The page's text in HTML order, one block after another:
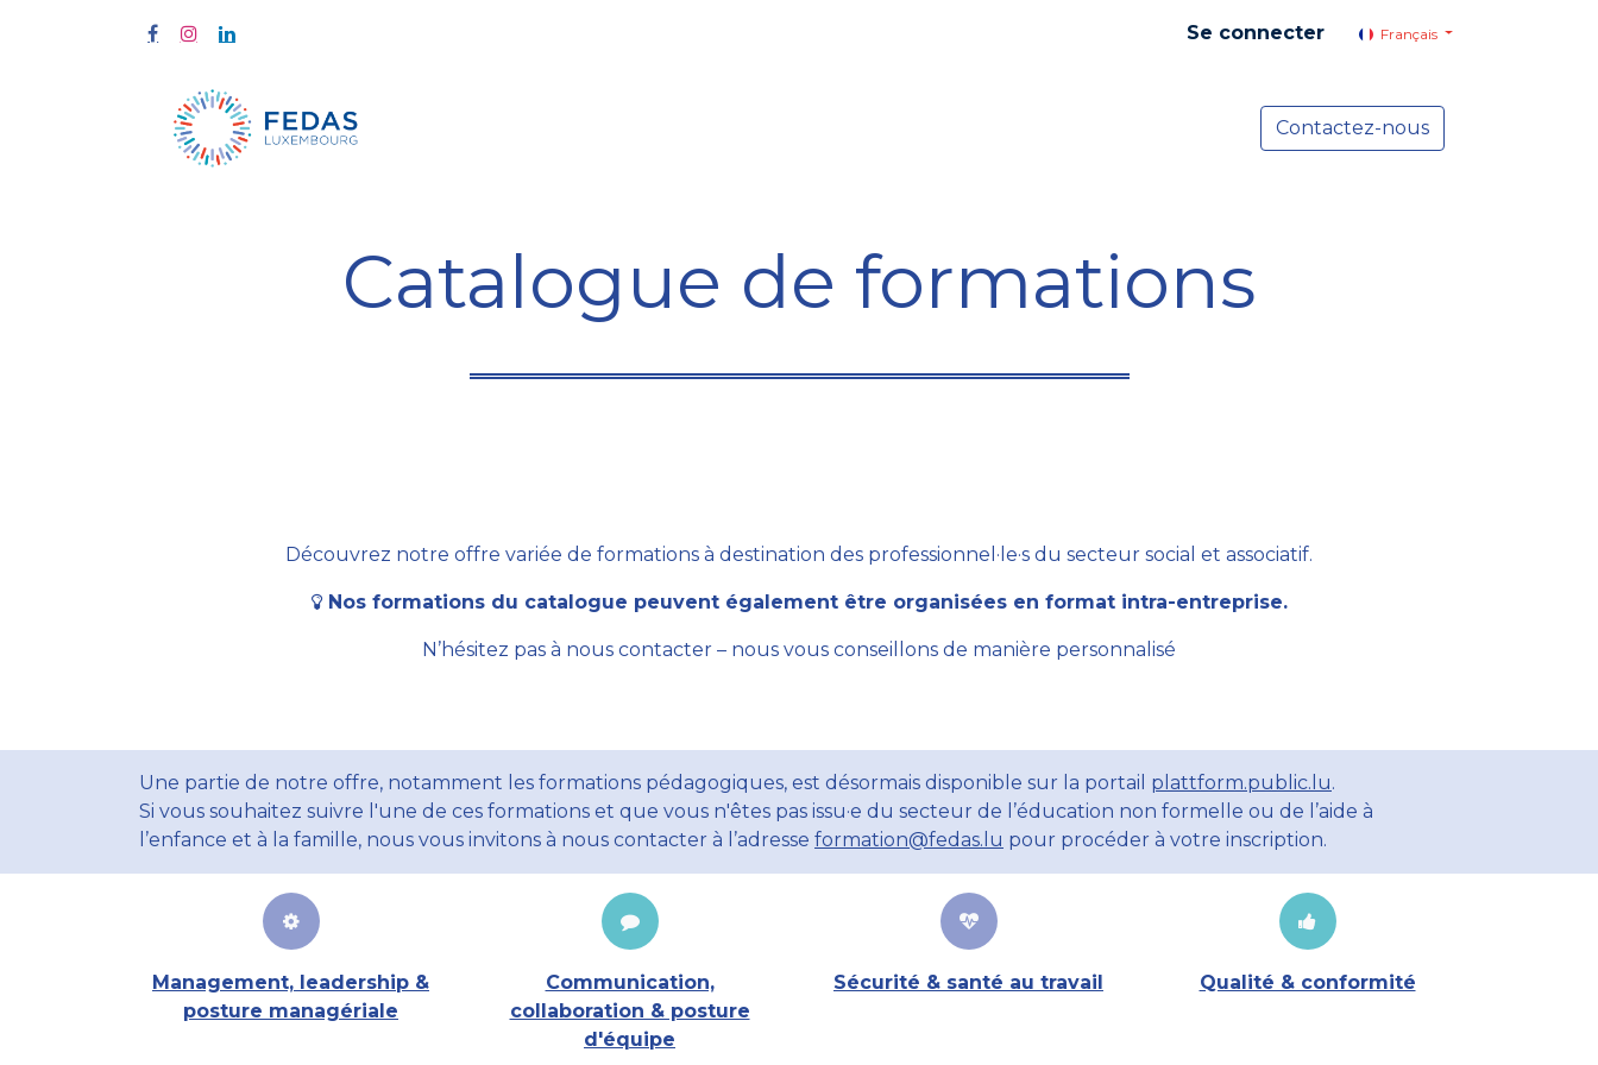
Se connecter Français
Actualités
Contactez-nous
Catalogue de formations
Découvrez notre offre variée de formations à destination des professionnel·le·s du secteur social et associatif.
Nos formations du catalogue peuvent également être organisées en format intra-entreprise.
N’hésitez pas à nous contacter – nous vous conseillons de manière personnalisé
Une partie de notre offre, notamment les formations pédagogiques, est désormais disponible sur la portail plattform.public.lu.
Si vous souhaitez suivre l'une de ces formations et que vous n'êtes pas issu·e du secteur de l’éducation non formelle ou de l’aide à
l’enfance et à la famille, nous vous invitons à nous contacter à l’adresse formation@fedas.lu pour procéder à votre inscription.
Management, leadership &
posture managériale
Communication,
collaboration & posture
d'équipe
Sécurité & santé au travail Qualité & conformité